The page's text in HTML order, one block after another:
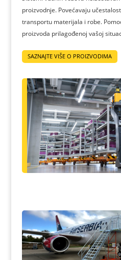
proizvodnje. Povećavaju
transportu materijala i robe.
proizvoda prilagođenoj vašoj
SAZNAJTE VIŠE O PROIZVODIMA